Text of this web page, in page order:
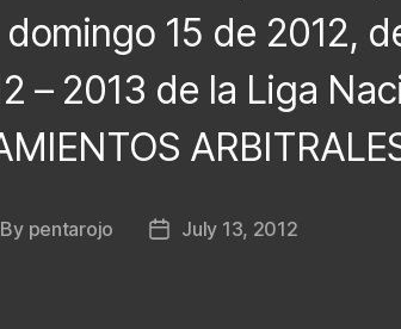
15 de 2012,
– 2013 de la Liga
By pentarojo
PostJuly 13, 2012